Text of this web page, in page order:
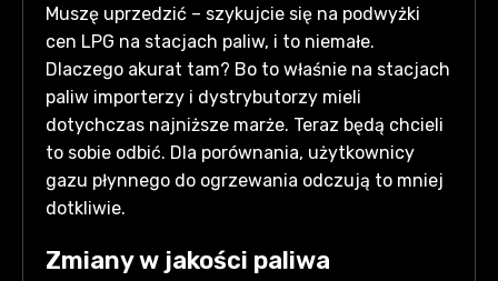
Muszę uprzedzić – szykujcie się na podwyżki
cen LPG na stacjach paliw, i to niemałe.
Dlaczego akurat tam? Bo to właśnie na stacjach
paliw importerzy i dystrybutorzy mieli
dotychczas najniższe marże. Teraz będą chcieli
to sobie odbić. Dla porównania, użytkownicy
gazu płynnego do ogrzewania odczują to mniej
dotkliwie.
Zmiany w jakości paliwa